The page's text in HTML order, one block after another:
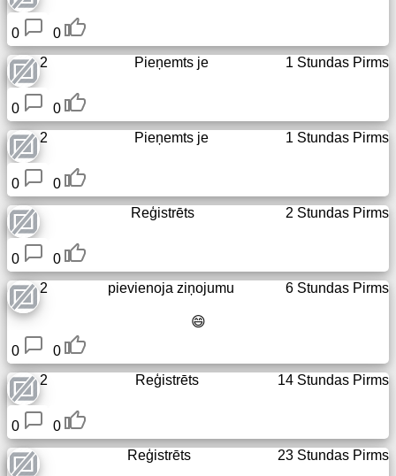
Analytics
Interneta
veikals
Izstrādātāji
/
Lietotnes
Rīki
Darbs
Tīmekļa
direktorijs
Mazs
URL
Bezmaksas
apakšdomēns
0
0
2
1 Stundas Pirms
Pieņemts je
0
0
2
1 Stundas Pirms
Pieņemts je
0
0
2 Stundas Pirms
Reģistrēts
0
0
2
6 Stundas Pirms
pievienoja ziņojumu
😄
0
0
2
14 Stundas Pirms
Reģistrēts
0
0
23 Stundas Pirms
Reģistrēts